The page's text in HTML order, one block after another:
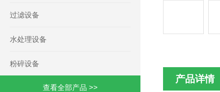
过滤设备
水处理设备
粉碎设备
查看全部产品 >>
产品详情